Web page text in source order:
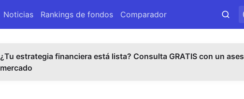
Noticias Rankings de fondos Comparador
¿Tu estrategia financiera está lista? Consulta GRATIS con un
mercado